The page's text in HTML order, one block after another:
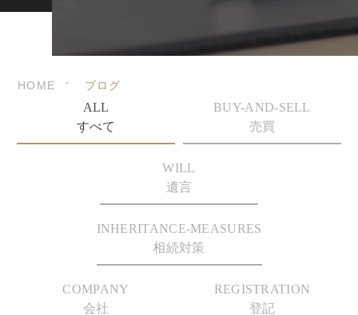
HOME ブログ
ALL
すべて
BUY-AND-SELL
売買
WILL
遺言
INHERITANCE-MEASURES
相続対策
COMPANY
会社
REGISTRATION
登記